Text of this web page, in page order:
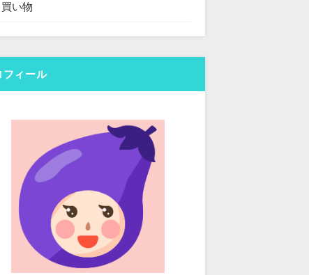
買い物
フィール